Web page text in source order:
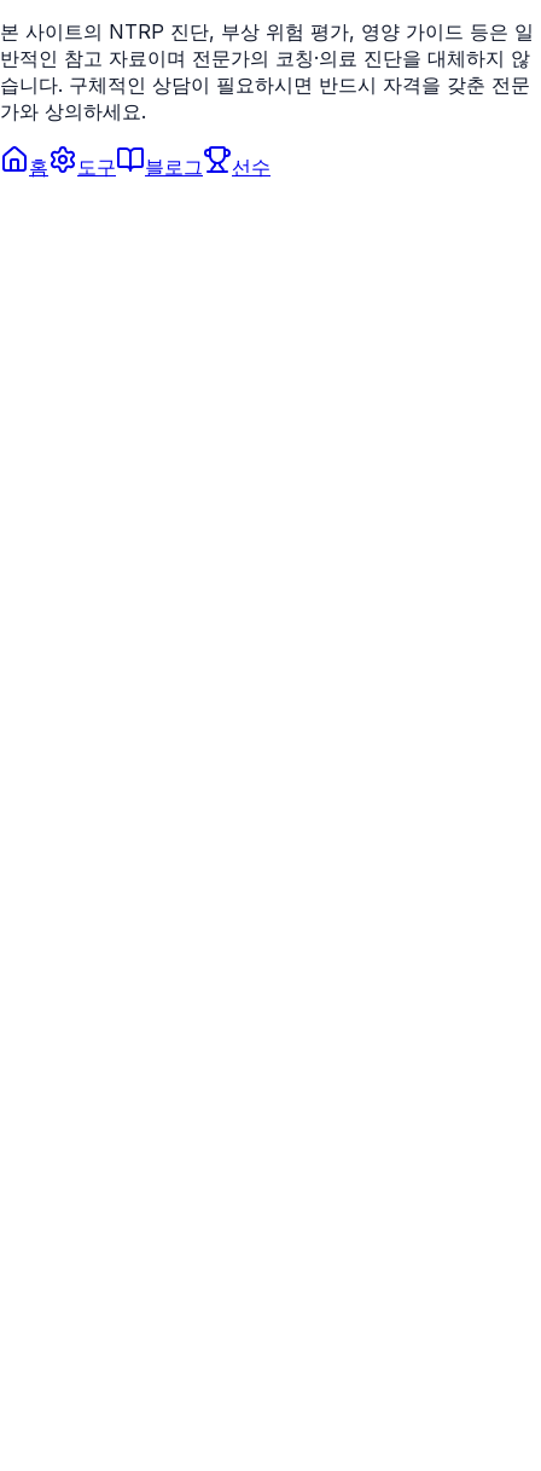
본 사이트의 NTRP 진단, 부상 위험 평가, 영양 가이드 등은 일
반적인 참고 자료이며 전문가의 코칭·의료 진단을 대체하지 않
습니다. 구체적인 상담이 필요하시면 반드시 자격을 갖춘 전문
가와 상의하세요.
홈 도구 블로그 선수